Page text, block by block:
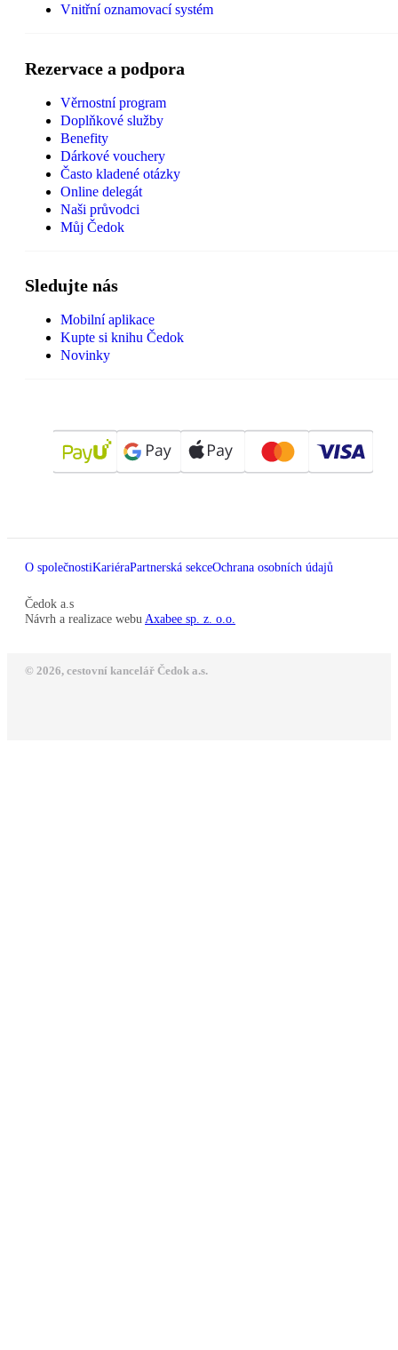
Vnitřní oznamovací systém
Rezervace a podpora
Věrnostní program
Doplňkové služby
Benefity
Dárkové vouchery
Často kladené otázky
Online delegát
Naši průvodci
Můj Čedok
Sledujte nás
Mobilní aplikace
Kupte si knihu Čedok
Novinky
O společnostiKariéraPartnerská sekceOchrana osobních údajů
Čedok a.s
Návrh a realizace webu Axabee sp. z. o.o.
© 2026, cestovní kancelář Čedok a.s.